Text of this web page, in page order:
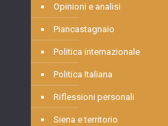
Opinioni e analisi
Piancastagnaio
Politica internazionale
Politica Italiana
Riflessioni personali
Siena e territorio